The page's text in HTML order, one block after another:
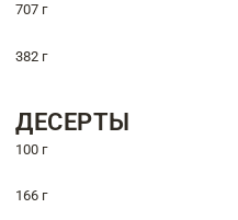
707 г
382 г
ДЕСЕРТЫ
100 г
166 г